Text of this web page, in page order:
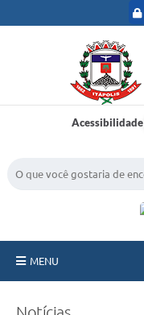
Acessibilidade
MENU